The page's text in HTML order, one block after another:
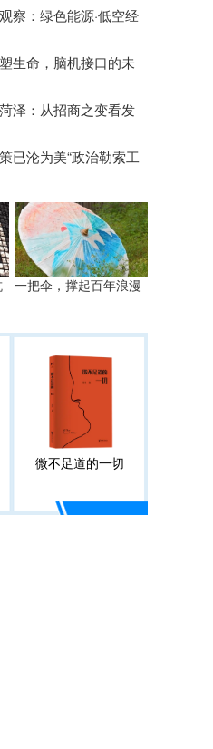
察：绿色能源·低空经
生命，脑机接口的未
泽：从招商之变看发
已沦为美“政治勒索工
一把伞，撑起百年浪漫
微不足道的一切